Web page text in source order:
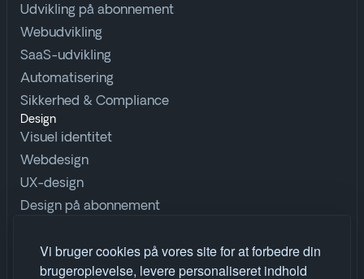
Vi bruger cookies på vores site for at forbedre din
brugeroplevelse, levere personaliseret indhold
Udvikling på abonnement
Webudvikling
SaaS-udvikling
Automatisering
Sikkerhed & Compliance
Design
Visuel identitet
Webdesign
UX-design
Design på abonnement
Udforsk
Ordbog